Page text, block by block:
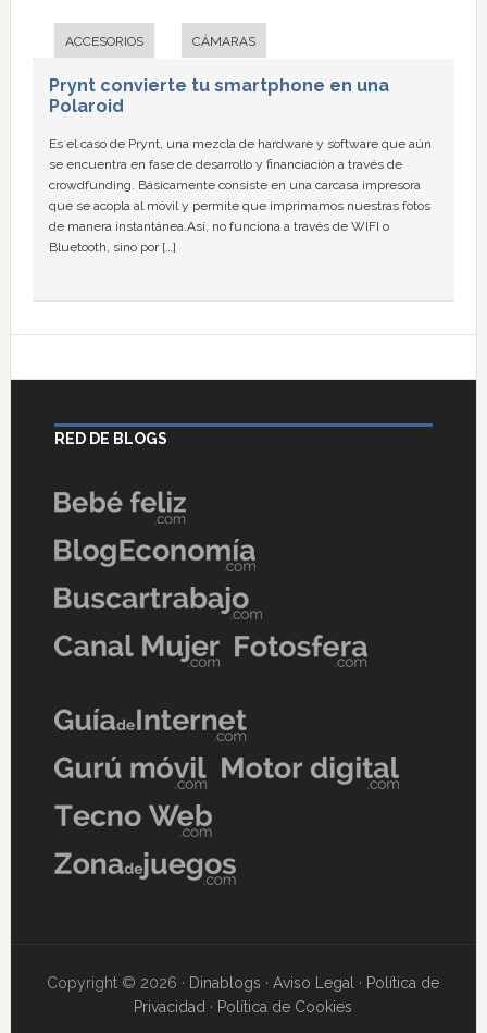
ACCESORIOS CÁMARAS
Prynt convierte tu smartphone en una
Polaroid
Es el caso de Prynt, una mezcla de hardware y software que aún
se encuentra en fase de desarrollo y financiación a través de
crowdfunding. Básicamente consiste en una carcasa impresora
que se acopla al móvil y permite que imprimamos nuestras fotos
de manera instantánea.Así, no funciona a través de WIFI o
Bluetooth, sino por […]
RED DE BLOGS
Copyright © 2026 · Dinablogs ·Aviso Legal · Política de
Privacidad · Política de Cookies